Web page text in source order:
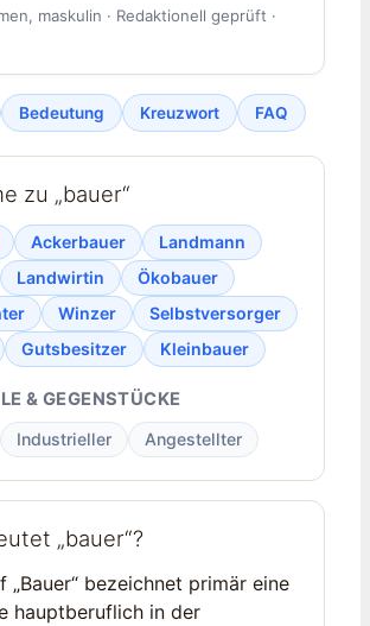
maskulin · Redaktionell geprüft ·
Bedeutung Kreuzwort FAQ
zu „bauer“
Ackerbauer
Landmann
Landwirtin
Ökobauer
Winzer
Selbstversorger
Gutsbesitzer Kleinbauer
& GEGENSTÜCKE
Industrieller Angestellter
„bauer“?
„Bauer“ bezeichnet primär eine
hauptberuflich in der